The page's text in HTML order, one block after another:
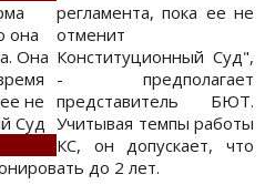
она
Она
не
Суд
регламента, пока ее не
отменит
Конституционный Суд",
- предполагает
представитель БЮТ.
Учитывая темпы работы
КС, он допускает, что
до 2 лет.